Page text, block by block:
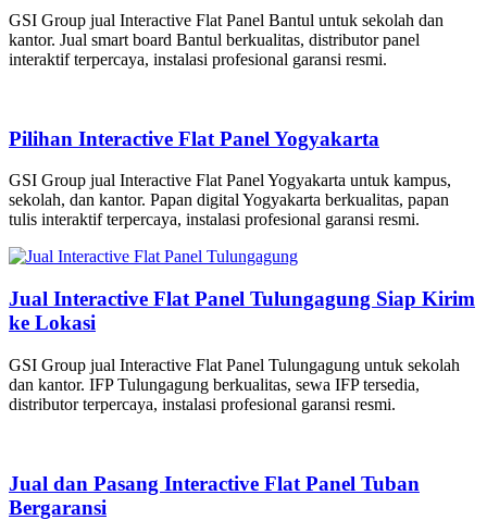
GSI Group jual Interactive Flat Panel Bantul untuk sekolah dan
kantor. Jual smart board Bantul berkualitas, distributor panel
interaktif terpercaya, instalasi profesional garansi resmi.
Pilihan Interactive Flat Panel Yogyakarta
GSI Group jual Interactive Flat Panel Yogyakarta untuk kampus,
sekolah, dan kantor. Papan digital Yogyakarta berkualitas, papan
tulis interaktif terpercaya, instalasi profesional garansi resmi.
Jual Interactive Flat Panel Tulungagung Siap Kirim
ke Lokasi
GSI Group jual Interactive Flat Panel Tulungagung untuk sekolah
dan kantor. IFP Tulungagung berkualitas, sewa IFP tersedia,
distributor terpercaya, instalasi profesional garansi resmi.
Jual dan Pasang Interactive Flat Panel Tuban
Bergaransi